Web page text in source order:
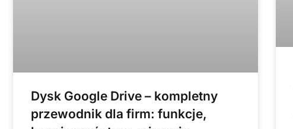
Dysk Google Drive – kompletny
przewodnik dla firm: funkcje,